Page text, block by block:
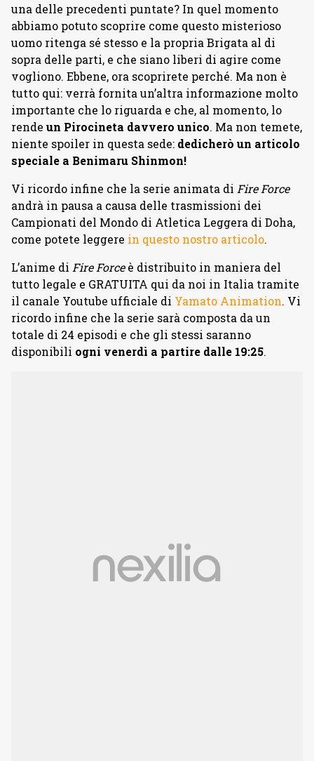
una delle precedenti puntate? In quel momento
abbiamo potuto scoprire come questo misterioso
uomo ritenga sé stesso e la propria Brigata al di
sopra delle parti, e che siano liberi di agire come
vogliono. Ebbene, ora scoprirete perché. Ma non è
tutto qui: verrà fornita un’altra informazione molto
importante che lo riguarda e che, al momento, lo
rende un Pirocineta davvero unico. Ma non temete,
niente spoiler in questa sede: dedicherò un articolo
speciale a Benimaru Shinmon!
Vi ricordo infine che la serie animata di Fire Force
andrà in pausa a causa delle trasmissioni dei
Campionati del Mondo di Atletica Leggera di Doha,
come potete leggere in questo nostro articolo.
L’anime di Fire Forceè distribuito in maniera del
tutto legale e GRATUITA qui da noi in Italia tramite
il canale Youtube ufficiale di Yamato Animation. Vi
ricordo infine che la serie sarà composta da un
totale di 24 episodi e che gli stessi saranno
disponibili ogni venerdì a partire dalle 19:25.